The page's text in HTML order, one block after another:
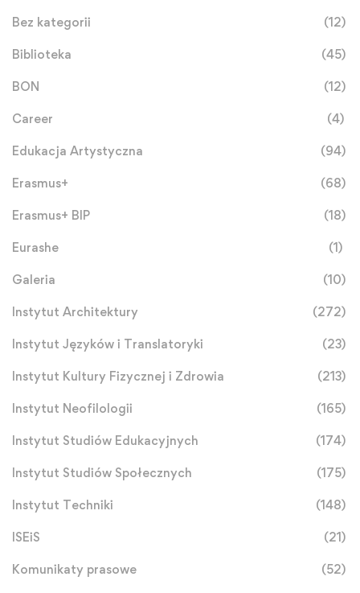
Bez kategorii (12)
Biblioteka (45)
BON (12)
Career (4)
Edukacja Artystyczna (94)
Erasmus+ (68)
Erasmus+ BIP (18)
Eurashe (1)
Galeria (10)
Instytut Architektury (272)
Instytut Języków i Translatoryki (23)
Instytut Kultury Fizycznej i Zdrowia (213)
Instytut Neofilologii (165)
Instytut Studiów Edukacyjnych (174)
Instytut Studiów Społecznych (175)
Instytut Techniki (148)
ISEiS (21)
Komunikaty prasowe (52)